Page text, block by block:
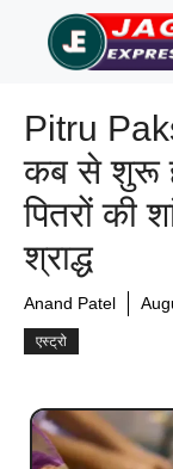
content
Pitru
कब से शुरू
पितरों की
श्राद्ध
Anand Patel
एस्ट्रो